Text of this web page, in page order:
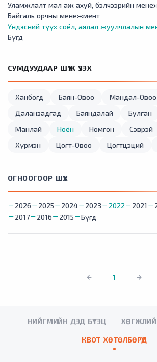
Уламжлалт мал аж ахуй, бэлчээрийн
Байгаль орчны менежмент
Үндэсний түүх соёл, аялал жуулчлалын
Бүгд
СУМДУУДААР ШҮҮЖ ҮЗЭХ
Ханбогд Баян-Овоо
Мандал-Овоо
Даланзадгад
Баяндалай Булган
Манлай
Ноён Номгон Сэврэй
Хүрмэн
Цогт-Овоо Цогтцэций
ОГНООГООР ШҮҮХ
2026 2025 2024 2023 2022 2021
2017
2016 2015 Бүгд
1
НИЙГМИЙН ДЭД БҮТЭЦ
КВОТ ХӨТӨЛБӨРҮҮД